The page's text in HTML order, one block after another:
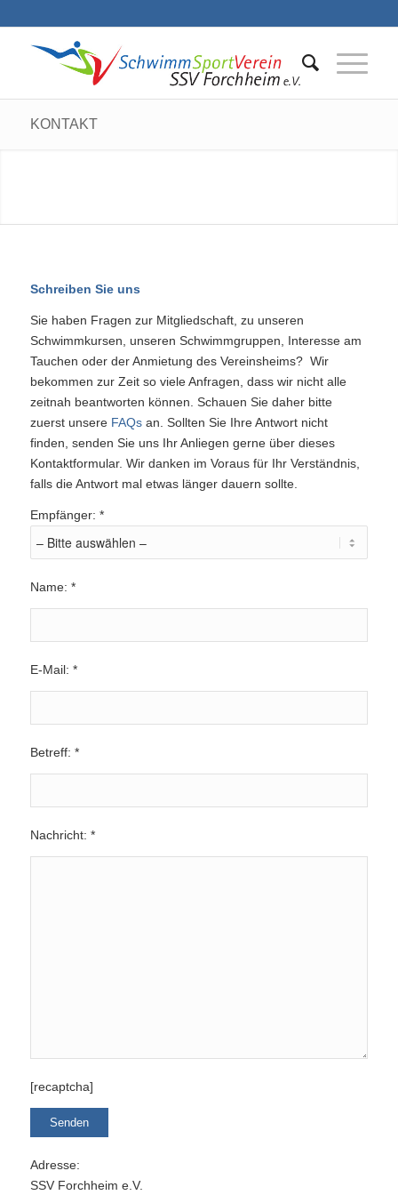
KONTAKT
Schreiben Sie uns
Sie haben Fragen zur Mitgliedschaft, zu unseren
Schwimmkursen, unseren Schwimmgruppen, Interesse am
Tauchen oder der Anmietung des Vereinsheims? Wir
bekommen zur Zeit so viele Anfragen, dass wir nicht alle
zeitnah beantworten können. Schauen Sie daher bitte
zuerst unsere FAQsan. Sollten Sie Ihre Antwort nicht
finden, senden Sie uns Ihr Anliegen gerne über dieses
Kontaktformular. Wir danken im Voraus für Ihr Verständnis,
falls die Antwort mal etwas länger dauern sollte.
Empfänger: *
Name: *
E-Mail: *
Betreff: *
Nachricht: *
[recaptcha]
Bitte lasse dieses Feld leer.
Adresse:
SSV Forchheim e.V.